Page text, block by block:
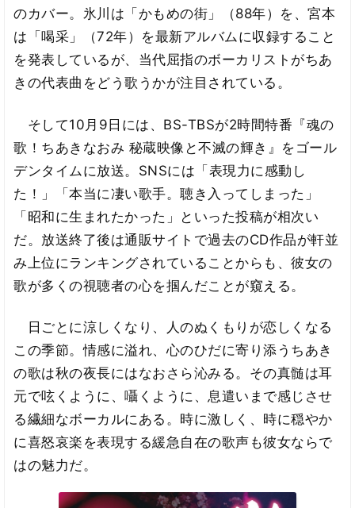
のカバー。氷川は「かもめの街」（88年）を、宮本
は「喝采」（72年）を最新アルバムに収録すること
を発表しているが、当代屈指のボーカリストがちあ
きの代表曲をどう歌うかが注目されている。
そして10月9日には、BS-TBSが2時間特番『魂の
歌！ちあきなおみ 秘蔵映像と不滅の輝き』をゴール
デンタイムに放送。SNSには「表現力に感動し
た！」「本当に凄い歌手。聴き入ってしまった」
「昭和に生まれたかった」といった投稿が相次い
だ。放送終了後は通販サイトで過去のCD作品が軒並
み上位にランキングされていることからも、彼女の
歌が多くの視聴者の心を掴んだことが窺える。
日ごとに涼しくなり、人のぬくもりが恋しくなる
この季節。情感に溢れ、心のひだに寄り添うちあき
の歌は秋の夜長にはなおさら沁みる。その真髄は耳
元で呟くように、囁くように、息遣いまで感じさせ
る繊細なボーカルにある。時に激しく、時に穏やか
に喜怒哀楽を表現する緩急自在の歌声も彼女ならで
はの魅力だ。